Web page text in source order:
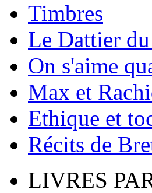
Timbres
Le Dattier
On s'aime
Max et
Ethique et
Récits de
LIVRES